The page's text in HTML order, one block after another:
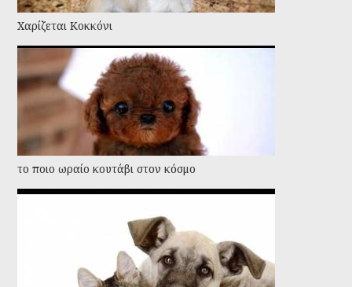
Χαρίζεται Κοκκόνι
το ποιο ωραίο κουτάβι στον κόσμο